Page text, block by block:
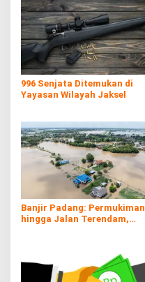
996 Senjata Ditemukan di
Yayasan Wilayah Jaksel
Banjir Padang: Permukiman
hingga Jalan Terendam,